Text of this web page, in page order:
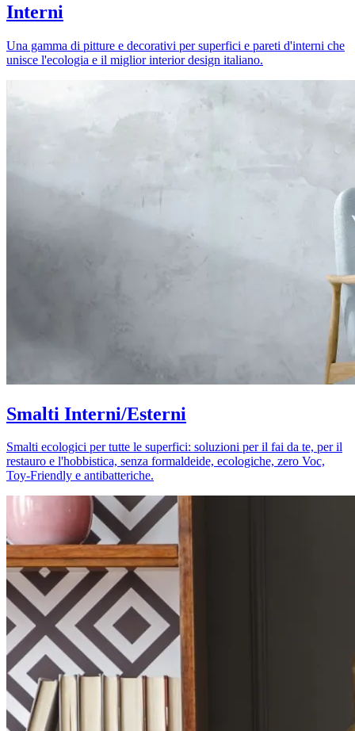
Interni
Una gamma di pitture e decorativi per superfici e pareti d'interni che
unisce l'ecologia e il miglior interior design italiano.
Smalti Interni/Esterni
Smalti ecologici per tutte le superfici: soluzioni per il fai da te, per il
restauro e l'hobbistica, senza formaldeide, ecologiche, zero Voc,
Toy-Friendly e antibatteriche.